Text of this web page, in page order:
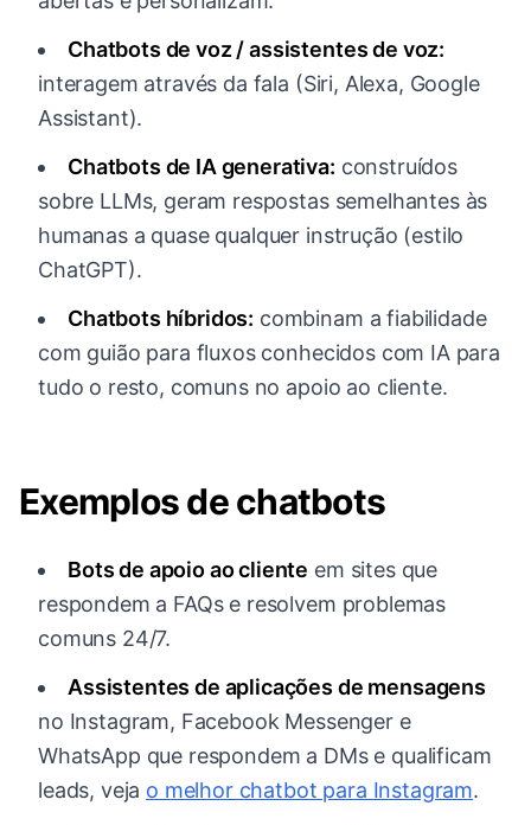
Chatbots de voz / assistentes de voz:
interagem através da fala (Siri, Alexa, Google
Assistant).
Chatbots de IA generativa: construídos
sobre LLMs, geram respostas semelhantes às
humanas a quase qualquer instrução (estilo
ChatGPT).
Chatbots híbridos: combinam a fiabilidade
com guião para fluxos conhecidos com IA para
tudo o resto, comuns no apoio ao cliente.
Exemplos de chatbots
Bots de apoio ao cliente em sites que
respondem a FAQs e resolvem problemas
comuns 24/7.
Assistentes de aplicações de mensagens
no Instagram, Facebook Messenger e
WhatsApp que respondem a DMs e qualificam
leads, veja o melhor chatbot para Instagram.